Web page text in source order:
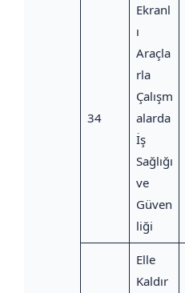
34
Ekranl
ı
Araçla
rla
Çalışm
alarda
İş
Sağlığı
ve
Güven
liği
Elle
Kaldır